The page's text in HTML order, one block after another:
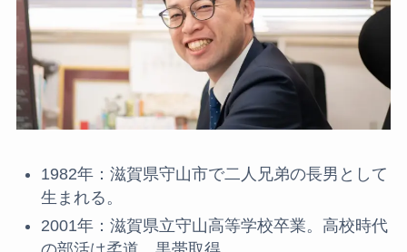
1982年：滋賀県守山市で二人兄弟の長男として
生まれる。
2001年：滋賀県立守山高等学校卒業。高校時代